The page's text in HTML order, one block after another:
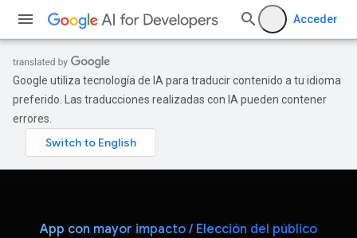
Acceder
Google utiliza tecnología de IA para traducir contenido a tu idioma
preferido. Las traducciones realizadas con IA pueden contener
errores.
App con mayor impacto / Elección del público